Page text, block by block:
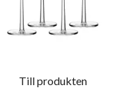
Till produkten